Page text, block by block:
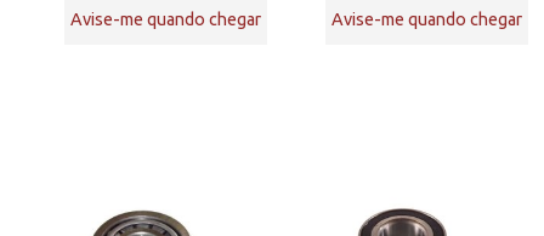
Avise-me quando chegar Avise-me quando chegar